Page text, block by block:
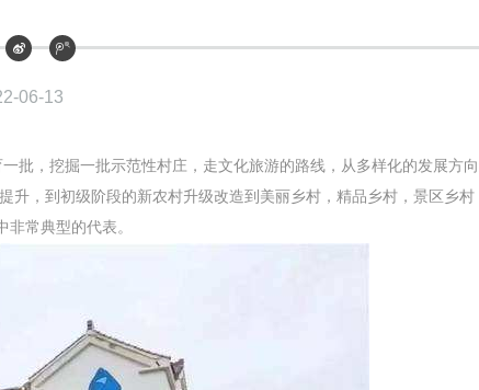
06-13
批，挖掘一批示范性村庄，走文化旅游的路线，从多样化的发展方
，到初级阶段的新农村升级改造到美丽乡村，精品乡村，景区乡
常典型的代表。